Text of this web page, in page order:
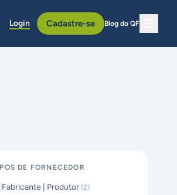
Login Cadastre-se Blog do QF
DE FORNECEDOR
Fabricante | Produtor (2)